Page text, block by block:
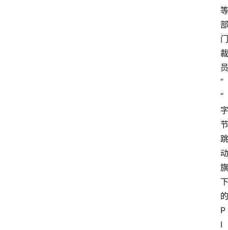
等
部
门
裁
员
”
“
字
节
跳
动
旗
下
的
P
I